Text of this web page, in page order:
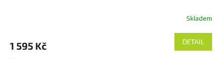
Skladem
1 595 Kč DETAIL